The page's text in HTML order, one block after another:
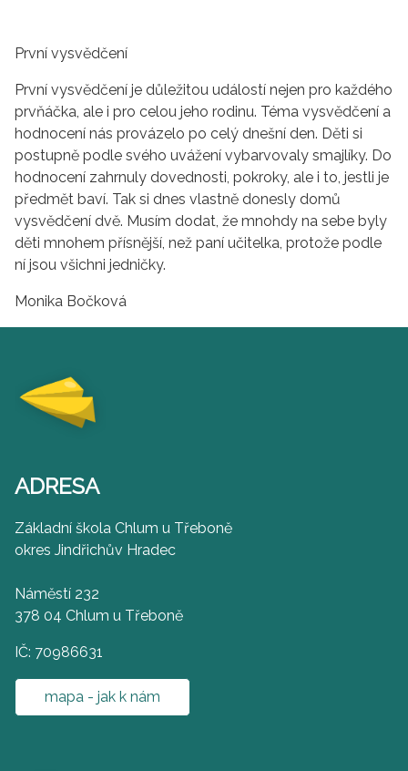
První vysvědčení
První vysvědčení je důležitou událostí nejen pro každého
prvňáčka, ale i pro celou jeho rodinu. Téma vysvědčení a
hodnocení nás provázelo po celý dnešní den. Děti si
postupně podle svého uvážení vybarvovaly smajlíky. Do
hodnocení zahrnuly dovednosti, pokroky, ale i to, jestli je
předmět baví. Tak si dnes vlastně donesly domů
vysvědčení dvě. Musím dodat, že mnohdy na sebe byly
děti mnohem přísnější, než paní učitelka, protože podle
ní jsou všichni jedničky.
Monika Bočková
ADRESA
Základní škola Chlum u Třeboně
okres Jindřichův Hradec
Náměstí 232
378 04 Chlum u Třeboně
IČ: 70986631
mapa - jak k nám